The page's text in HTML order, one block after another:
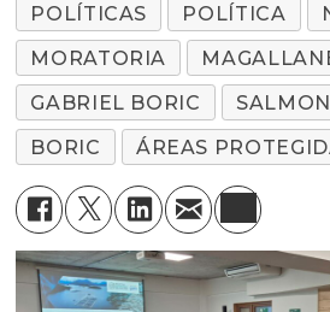
POLÍTICAS
POLÍTICA
MORATORIA
GABRIEL BORIC
BORIC
ÁREAS